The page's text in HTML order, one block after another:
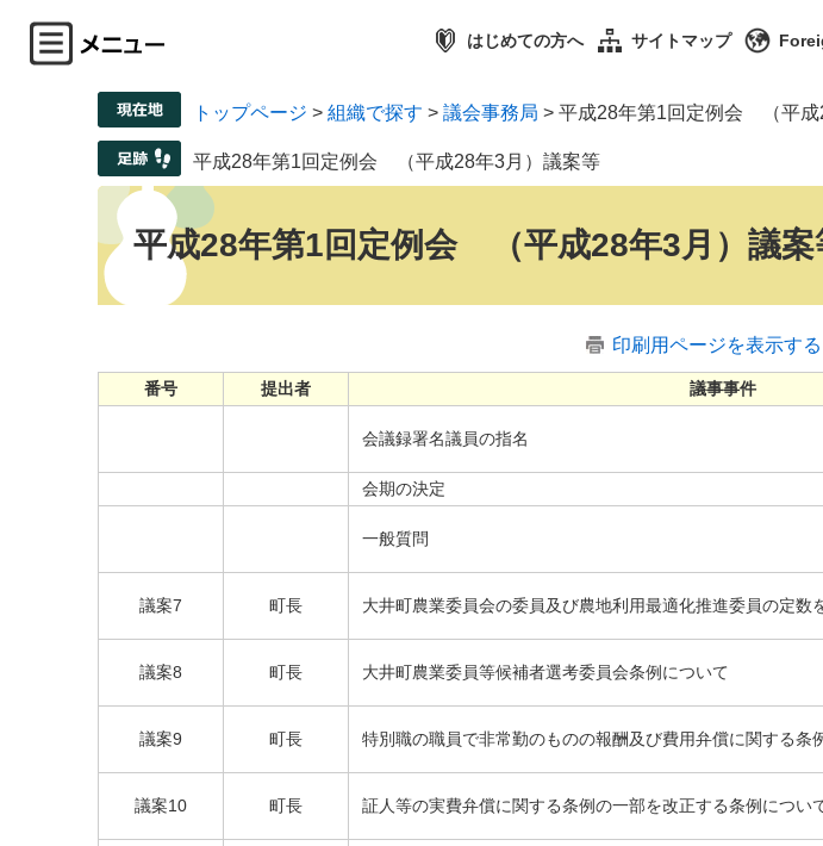
はじめての方へ サイトマップ
トップページ > 組織で探す > 議会事務局 > 平成28年第1回定例会 （平成
平成28年第1回定例会 （平成28年3月）議案等
平成28年第1回定例会 （平成28年3月）議案
印刷用ページを表示する
番号 提出者 議事事件
会議録署名議員の指名
会期の決定
一般質問
議案7 町長 大井町農業委員会の委員及び農地利用最適化推進委員の定数
議案8 町長 大井町農業委員等候補者選考委員会条例について
議案9 町長 特別職の職員で非常勤のものの報酬及び費用弁償に関する条
議案10 町長 証人等の実費弁償に関する条例の一部を改正する条例につい